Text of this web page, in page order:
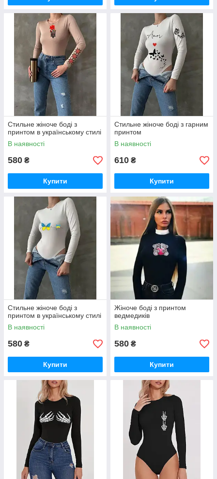
Стильне жіноче боді з
принтом в українському стилі
В наявності
580 ₴
Купити
Стильне жіноче боді з гарним
принтом
В наявності
610 ₴
Купити
Стильне жіноче боді з
принтом в українському стилі
В наявності
580 ₴
Купити
Жіноче боді з принтом
ведмедиків
В наявності
580 ₴
Купити